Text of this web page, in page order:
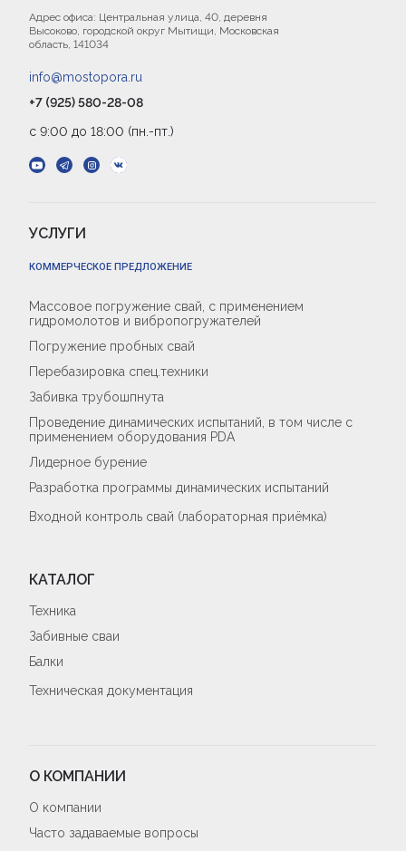
Адрес офиса: Центральная улица, 40, деревня
Высоково, городской округ Мытищи, Московская
область, 141034
info@mostopora.ru
+7 (925) 580-28-08
с 9:00 до 18:00 (пн.-пт.)
УСЛУГИ
КОММЕРЧЕСКОЕ ПРЕДЛОЖЕНИЕ
Массовое погружение свай, с применением
гидромолотов и вибропогружателей
Погружение пробных свай
Перебазировка спец.техники
Забивка трубошпнута
Проведение динамических испытаний, в том числе с
применением оборудования PDA
Лидерное бурение
Разработка программы динамических испытаний
Входной контроль свай (лабораторная приёмка)
КАТАЛОГ
Техника
Забивные сваи
Балки
Техническая документация
О КОМПАНИИ
О компании
Часто задаваемые вопросы